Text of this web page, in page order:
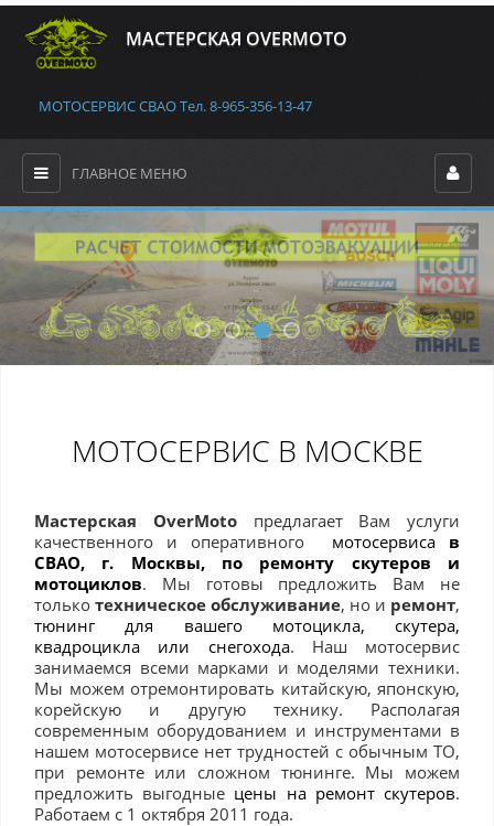
MАСТЕРСКАЯ OVERMOTO
МОТОСЕРВИС СВАО Тел. 8-965-356-13-47
ГЛАВНОЕ МЕНЮ
МОТОСЕРВИС В МОСКВЕ
Мастерская OverMotoпредлагает Вам услуги
качественного и оперативного мотосервиса в
СВАО, г. Москвы, по ремонту скутеров и
мотоциклов. Мы готовы предложить Вам не
только техническое обслуживание, но и ремонт,
тюнинг для вашего мотоцикла, скутера,
квадроцикла или снегохода. Наш мотосервис
занимаемся всеми марками и моделями техники.
Мы можем отремонтировать китайскую, японскую,
корейскую и другую технику. Располагая
современным оборудованием и инструментами в
нашем мотосервисе нет трудностей с обычным ТО,
при ремонте или сложном тюнинге. Мы можем
предложить выгодные цены на ремонт скутеров.
Работаем с 1 октября 2011 года.